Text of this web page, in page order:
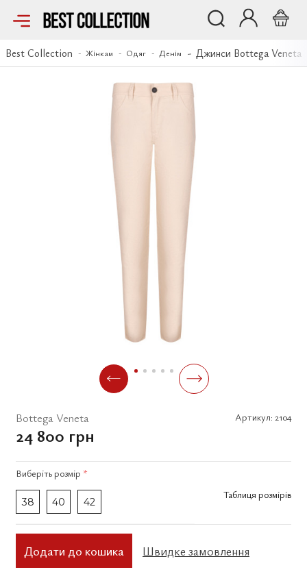
Best Collection Жінкам Одяг Денім Джинси Bottega Veneta
Джинси Bottega Veneta
Bottega Veneta Артикул: 2104
24 800 грн
Виберіть розмір *
38 40 42
Таблиця розмірів
Додати до кошика Швидке замовлення